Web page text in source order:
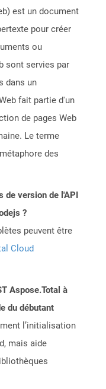
est un document
pour créer
ou
sont servies par
dans un
fait partie d'un
de pages Web
Le terme
des
de version de l'API
?
peuvent être
Cloud
Aspose.Total à
du débutant
l’initialisation
mais aide